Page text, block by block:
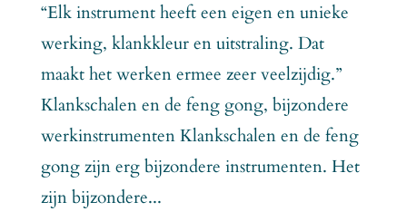
“Elk instrument heeft een eigen en unieke
werking, klankkleur en uitstraling. Dat
maakt het werken ermee zeer veelzijdig.”
Klankschalen en de feng gong, bijzondere
werkinstrumenten Klankschalen en de feng
gong zijn erg bijzondere instrumenten. Het
zijn bijzondere...